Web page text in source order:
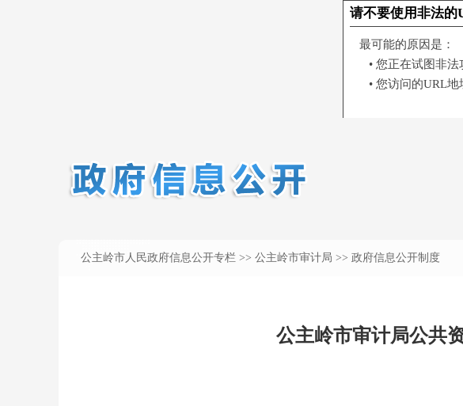
公主岭市人民政府信息公开专栏 >> 公主岭市审计局 >> 政府信息公开制度
公主岭市审计局公共